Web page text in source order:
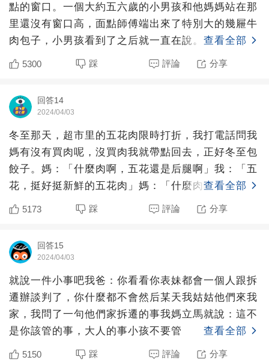
點的窗口。一個大約五六歲的小男孩和他媽媽站在那
里還沒有窗口高，面點師傅端出來了特別大的幾屜牛
肉包子，小男孩看到了之后就一直在說。「牛肉包
子！我要牛肉包子！
查看全部
5300 踩 評論 分享
回答14
2024/04/03
冬至那天，超市里的五花肉限時打折，我打電話問我
媽有沒有買肉呢，沒買肉我就帶點回去，正好冬至包
餃子。媽：「什麼肉啊，五花還是后腿啊」我：「五
花，挺好挺新鮮的五花肉」媽：「什麼肉啊，肥的多
一點還是瘦的多一
查看全部
5173 踩 評論 分享
回答15
2024/04/03
就說一件小事吧我爸：你看看你表妹都會一個人跟拆
遷辦談判了，你什麼都不會然后某天我姑姑他們來我
家，我問了一句他們家拆遷的事我媽立馬就說：這不
是你該管的事，大人的事小孩不要管
查看全部
5150 踩 評論 分享